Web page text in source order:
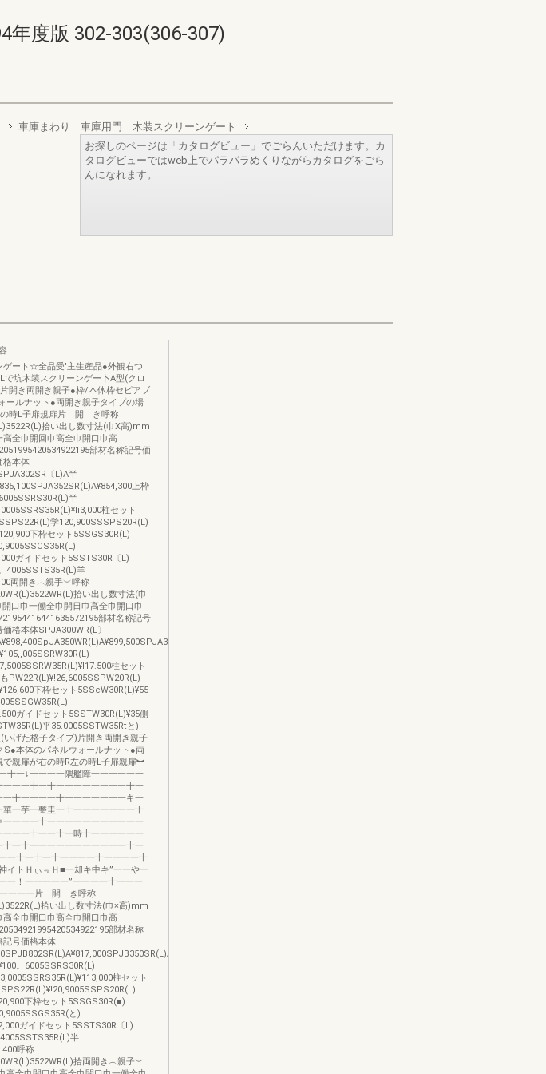
度版 302-303(306-307)
車庫まわり 車庫用門 木装スクリーンゲート
お探しのページは「カタログビュー」でごらんいただけます。カ
タログビューではweb上でパラパラめくりながらカタログをごら
んになれます。
ゲート☆全品受'主生産品●外観右つ
で坑木装スクリーンゲー卜A型(クロ
開き両開き親子●枠/本体枠セピアブ
ールナット●両開き親子タイプの場
の時L子扉規扉片 開 き呼称
拾い出し数寸法(巾X高)mm
全巾開回巾高全巾開口巾高
部材名称記号価
格本体
〔L)A半
上枠
半
柱セット
学120,900SSSPS20R(L)
下枠セット5SSGS30R(L)
ガイドセット5SSTS30R〔L)
4005SSTS35R(L)羊
両開き︵親手︶呼称
拾い出し数寸法(巾
口巾一働全巾開日巾高全巾開口巾
部材名称記号
格本体SPJA300WR(L〕
柱セット
PW22R(L)¥!26,6005SSPW20R(L)
下枠セット5SSeW30R(L)¥55
ガイドセット5SSTW30R(L)¥35側
平35.0005SSTW35Rtと)
いげた格子タイプ)片開き両開き親子
本体のパネルウォールナット●両
親扉が右の時R左の時L子扉親扉︼
十一↓一一一一隅艦障一一一一一一
一一十一十一一一一一一一一十一
十一一一一十一一一一一一一キ一
一芋一整圭一十一一一一一一一十
一一一十一一一一一一一一一一一
一一十一一十一時十一一一一一一
一十一一一一一一一一一一一十一
一十一十一十一一一一十一一一一十
イトＨぃ﹃Ｈ■一却キ中キ”一一や一
一！一一一一一”一一一一十一一一
一一一一片 開 き呼称
拾い出し数寸法(巾×高)mm
全巾開口巾高全巾開口巾高
部材名称
記号価格本体
。6005SSRS30R(L)
柱セット
下枠セット5SSGS30R(■)
と)
ガイドセット5SSTS30R〔L)
半
400呼称
拾両開き︵親子︶